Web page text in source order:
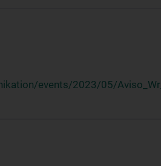
events/2023/05/